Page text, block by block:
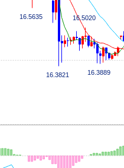
16.5020
16.3889
16.3821
16.5635